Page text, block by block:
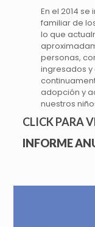
En el 2014
familiar de
lo que
personas,
ingresados y
adopción y
nuestros
CLICK PARA
INFORME